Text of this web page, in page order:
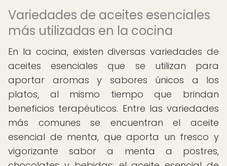
Variedades de aceites esenciales
más utilizadas en la cocina
En la cocina, existen diversas variedades de
aceites esenciales que se utilizan para
aportar aromas y sabores únicos a los
platos, al mismo tiempo que brindan
beneficios terapéuticos. Entre las variedades
más comunes se encuentran el aceite
esencial de menta, que aporta un fresco y
vigorizante sabor a menta a postres,